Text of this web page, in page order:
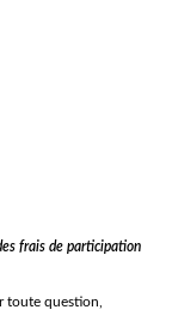
frais de participation
toute question,